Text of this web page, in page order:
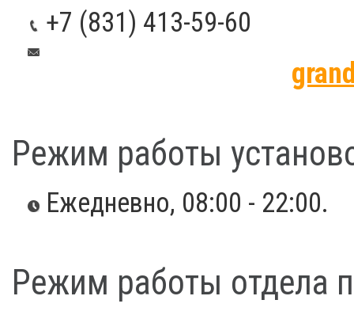
+7 (831) 413-59-60
Режим работы
Ежедневно, 08:00 - 22:00.
Режим работы отдела